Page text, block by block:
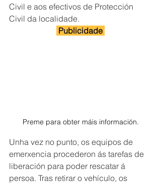
Civil e aos efectivos de Protección
Civil da localidade.
Publicidade
Preme para obter máis información.
Unha vez no punto, os equipos de
emerxencia procederon ás tarefas de
liberación para poder rescatar á
persoa. Tras retirar o vehículo, os